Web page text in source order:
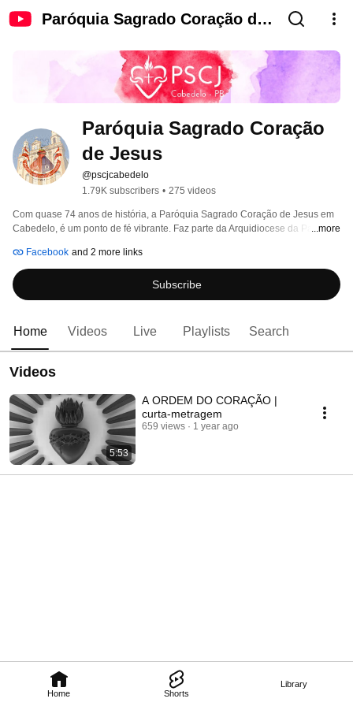
Paróquia Sagrado Coração de
Home Shorts
Library
Paróquia Sagrado Coração
de Jesus
@pscjcabedelo
1.79K subscribers • 275 videos
Com quase 74 anos de história, a Paróquia Sagrado Coração de Jesus em
Cabedelo, é um ponto de fé vibrante. Faz parte da Arquidiocese da Paraíba,
missas, momentos de oração, formações, eventos paroquiais e conteúdos
que fortalecem a caminhada cristã.
...more
Facebook and 2 more links
Subscribe
Home Videos Live Playlists Search
Videos
5:53
A ORDEM DO CORAÇÃO |
curta-metragem
659 views 1 year ago